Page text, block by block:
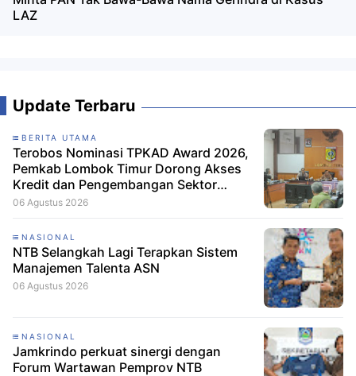
LAZ
Update Terbaru
BERITA UTAMA
Terobos Nominasi TPKAD Award 2026,
Pemkab Lombok Timur Dorong Akses
Kredit dan Pengembangan Sektor
Porang
06 Agustus 2026
NASIONAL
NTB Selangkah Lagi Terapkan Sistem
Manajemen Talenta ASN
06 Agustus 2026
NASIONAL
Jamkrindo perkuat sinergi dengan
Forum Wartawan Pemprov NTB